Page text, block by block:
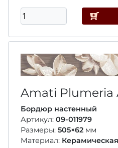
Amati Plumeria
Бордюр настенный
Артикул: 09-011979
Размеры: 505×62 мм
Материал: